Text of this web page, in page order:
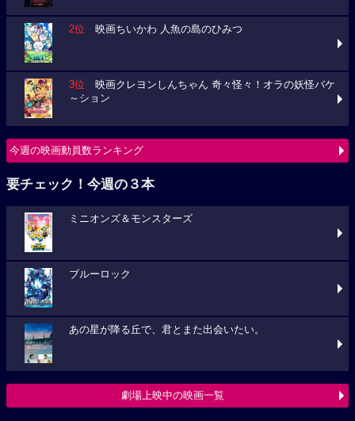
2位 映画ちいかわ 人魚の島のひみつ
3位 映画クレヨンしんちゃん 奇々怪々！オラの妖怪バケ
～ション
今週の映画動員数ランキング
要チェック！今週の３本
ミニオンズ＆モンスターズ
ブルーロック
あの星が降る丘で、君とまた出会いたい。
劇場上映中の映画一覧